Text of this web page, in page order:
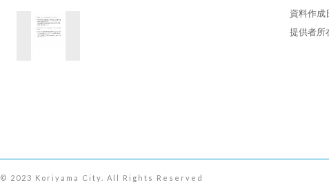
資料作成
提供者所
© 2023 Koriyama City. All Rights Reserved